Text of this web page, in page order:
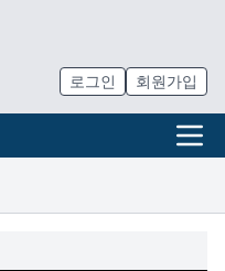
로그인 회원가입